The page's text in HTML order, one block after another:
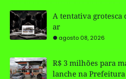
A tentativa
ar
agosto 08, 2026
R$ 3 milhões para
lanche na